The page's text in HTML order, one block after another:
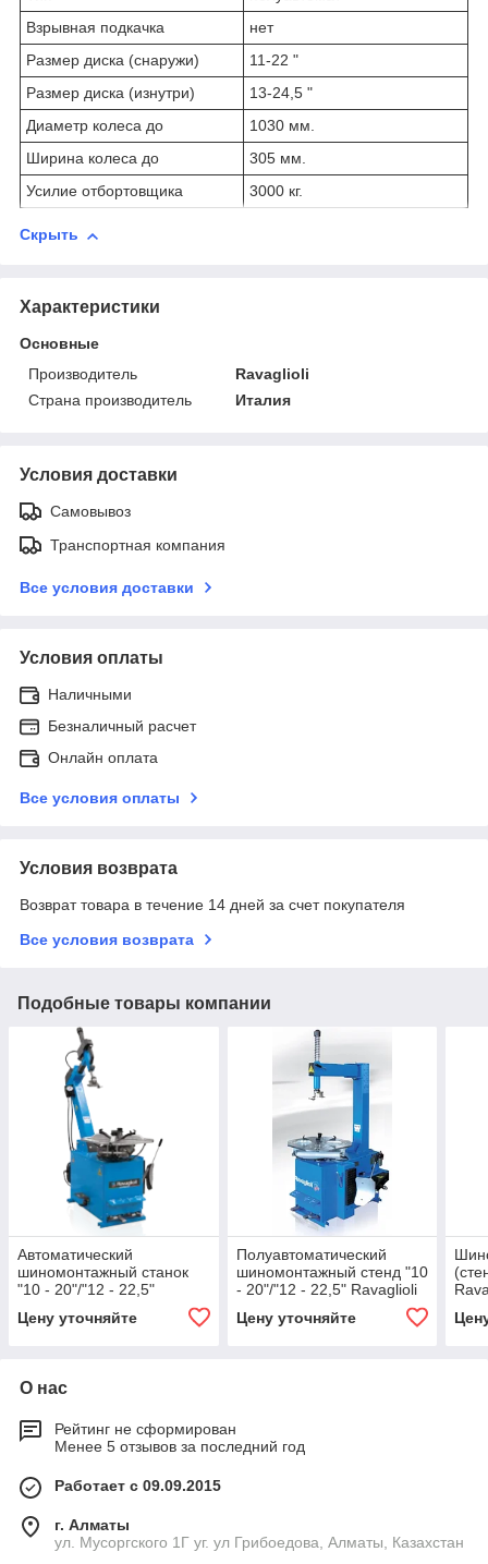
Взрывная подкачка
нет
Размер диска (снаружи)
11-22 "
Размер диска (изнутри)
13-24,5 "
Диаметр колеса до
1030 мм.
Ширина колеса до
305 мм.
Усилие отбортовщика
3000 кг.
Скрыть
Характеристики
Основные
Производитель
Ravaglioli
Страна производитель
Италия
Условия доставки
Самовывоз
Транспортная компания
Все условия доставки
Условия оплаты
Наличными
Безналичный расчет
Онлайн оплата
Все условия оплаты
Условия возврата
Возврат товара в течение 14 дней за счет покупателя
Все условия возврата
Подобные товары компании
Автоматический
шиномонтажный станок
"10 - 20"/"12 - 22,5"
Цену уточняйте
Полуавтоматический
шиномонтажный стенд "10
- 20"/"12 - 22,5" Ravaglioli
Цену уточняйте
О нас
Рейтинг не сформирован
Менее 5 отзывов за последний год
Работает с 09.09.2015
г. Алматы
ул. Мусоргского 1Г уг. ул Грибоедова, Алматы, Казахстан